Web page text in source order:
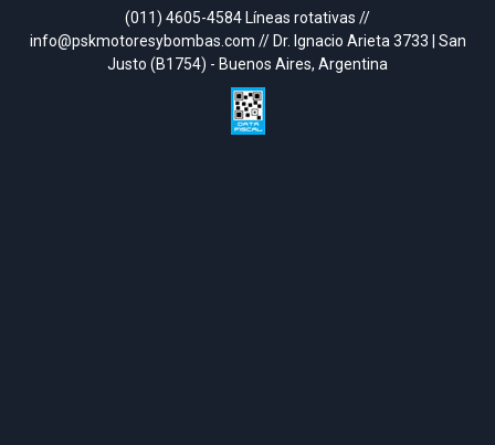
(011) 4605-4584 Líneas rotativas //
info@pskmotoresybombas.com // Dr. Ignacio Arieta 3733 | San
Justo (B1754) - Buenos Aires, Argentina